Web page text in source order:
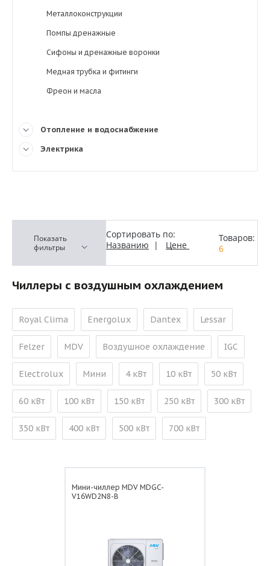
Металлоконструкции
Помпы дренажные
Сифоны и дренажные воронки
Медная трубка и фитинги
Фреон и масла
Отопление и водоснабжение
Электрика
Показать
фильтры
Сортировать по:
Названию | Цене
Товаров:
6
Чиллеры с воздушным охлаждением
Royal Clima Energolux Dantex Lessar
Felzer MDV Воздушное охлаждение IGC
Electrolux Мини 4 кВт 10 кВт 50 кВт
60 кВт 100 кВт 150 кВт 250 кВт 300 кВт
350 кВт 400 кВт 500 кВт 700 кВт
Мини-чиллер MDV MDGC-
V16WD2N8-B